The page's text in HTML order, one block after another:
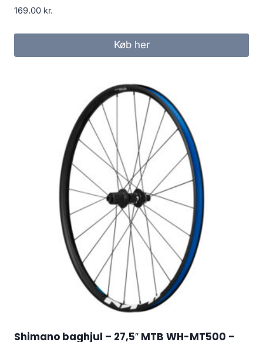
169.00 kr.
Køb her
Shimano baghjul – 27,5″ MTB WH-MT500 –